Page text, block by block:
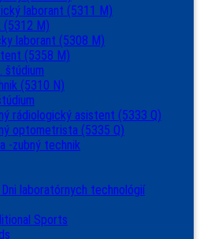
laborant (5311 M)
(5312 M)
laborant (5308 M)
(5358 M)
štúdium
(5310 N)
rádiologický asistent (5333 Q)
optometrista (5335 Q)
-zubný technik
laboratórnych technológií
Sports